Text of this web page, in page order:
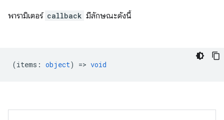
พารามิเตอร์ callback มีลักษณะดังนี้
(items : object) => void